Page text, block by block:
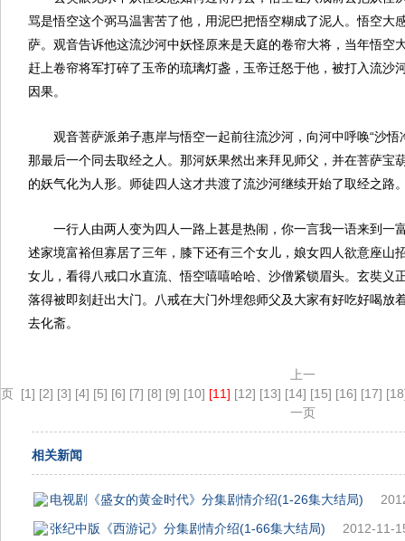
骂是悟空这个弼马温害苦了他，用泥巴把悟空糊成了泥人。悟空大
萨。观音告诉他这流沙河中妖怪原来是天庭的卷帘大将，当年悟空
赶上卷帘将军打碎了玉帝的琉璃灯盏，玉帝迁怒于他，被打入流沙
因果。
观音菩萨派弟子惠岸与悟空一起前往流沙河，向河中呼唤“沙悟
那最后一个同去取经之人。那河妖果然出来拜见师父，并在菩萨宝
的妖气化为人形。师徒四人这才共渡了流沙河继续开始了取经之路
一行人由两人变为四人一路上甚是热闹，你一言我一语来到一
述家境富裕但寡居了三年，膝下还有三个女儿，娘女四人欲意座山
女儿，看得八戒口水直流、悟空嘻嘻哈哈、沙僧紧锁眉头。玄奘义
落得被即刻赶出大门。八戒在大门外埋怨师父及大家有好吃好喝放
去化斋。
上一
页 [1] [2] [3] [4] [5] [6] [7] [8] [9] [10] [11] [12] [13] [14] [15] [16] [17]
一页
相关新闻
电视剧《盛女的黄金时代》分集剧情介绍(1-26集大结局)
张纪中版《西游记》分集剧情介绍(1-66集大结局)
2012-11-